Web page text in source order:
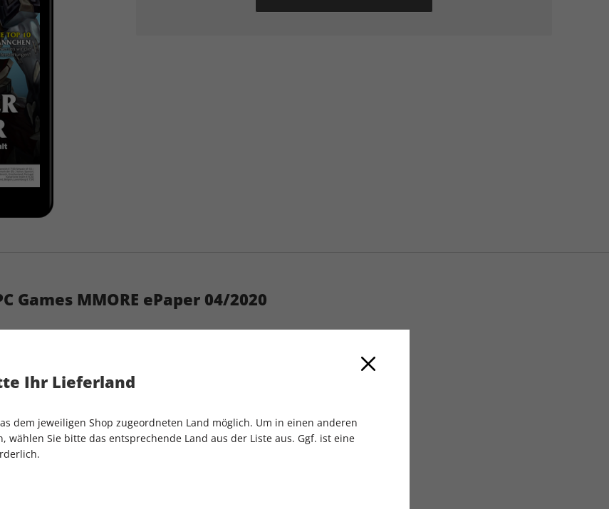
Games MMORE ePaper 04/2020
geschah
hätte viele lose
noch!
Ny'alotha-Bossen
alle!
Ihr Lieferland
dem jeweiligen Shop zugeordneten Land möglich. Um in einen anderen
wählen Sie bitte das entsprechende Land aus der Liste aus. Ggf. ist eine